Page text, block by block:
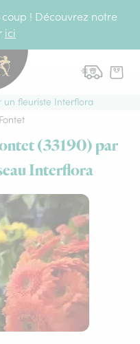
! Découvrez notre
ici
un fleuriste Interflora
Fontet
(33190) par
Interflora